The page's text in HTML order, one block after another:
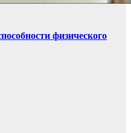
физического